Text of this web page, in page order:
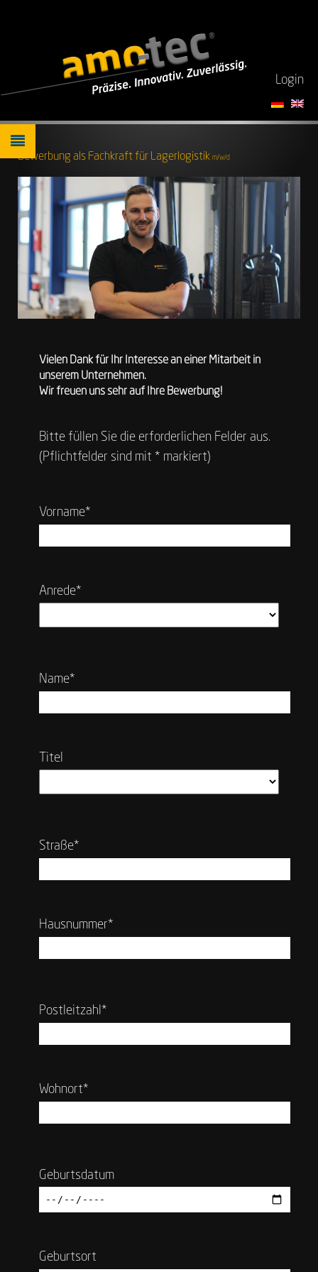
Login
Bewerbung als Fachkraft für Lagerlogistik m/w/d
Vielen Dank für Ihr Interesse an einer Mitarbeit in
unserem Unternehmen.
Wir freuen uns sehr auf Ihre Bewerbung!
Bitte füllen Sie die erforderlichen Felder aus.
(Pflichtfelder sind mit * markiert)
Vorname*
Anrede*
Name*
Titel
Straße*
Hausnummer*
Postleitzahl*
Wohnort*
Geburtsdatum
Geburtsort